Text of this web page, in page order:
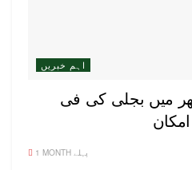
اہم خبریں
میں بجلی کی فی
1 MONTH پہلے